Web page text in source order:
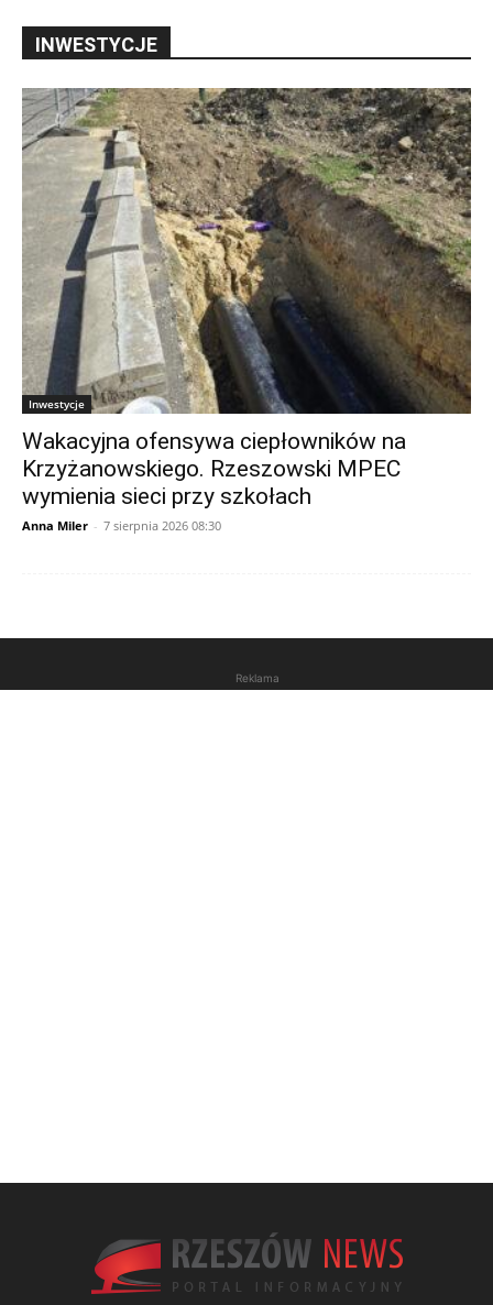
INWESTYCJE
Inwestycje
Wakacyjna ofensywa ciepłowników na
Krzyżanowskiego. Rzeszowski MPEC
wymienia sieci przy szkołach
Anna Miler - 7 sierpnia 2026 08:30
Reklama